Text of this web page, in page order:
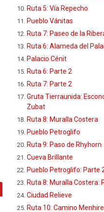
Ruta 5: Vía Repecho
Pueblo Vánitas
Ruta 7: Paseo de la
Ruta 6: Alameda del
Palacio Cénit
Ruta 6: Parte 2
Ruta 7: Parte 2
Gruta Tierraunida:
Zubat
Ruta 8: Muralla Costera
Pueblo Petroglifo
Ruta 9: Paso de Rhyhorn
Cueva Brillante
Pueblo Petroglifo: Parte
Ruta 8: Muralla Costera:
Ciudad Relieve
Ruta 10: Camino